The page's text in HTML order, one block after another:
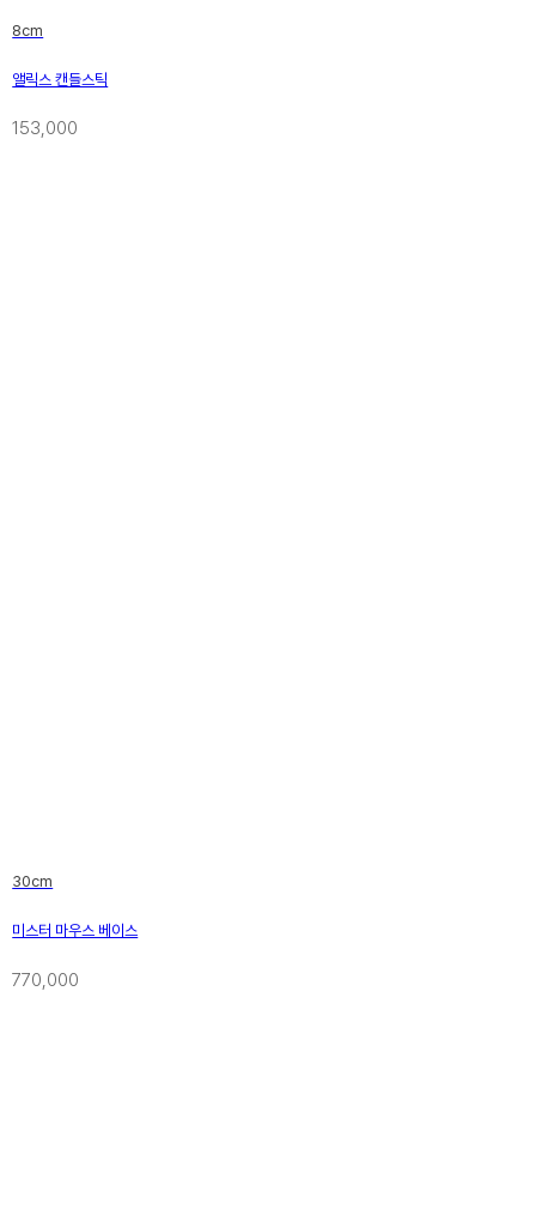
8cm
앨릭스 캔들스틱
153,000
30cm
미스터 마우스 베이스
770,000